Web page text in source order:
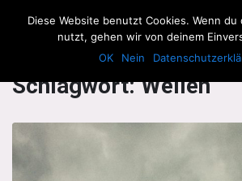
The Howling Men
Schlagwort:Wellen
Diese Website benutzt Cookies. Wenn
nutzt, gehen wir von deinem
OK
Nein